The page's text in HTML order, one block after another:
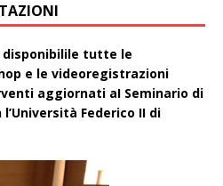
disponibilile tutte le
e le videoregistrazioni
aggiornati aI Seminario di
l’Università Federico II di